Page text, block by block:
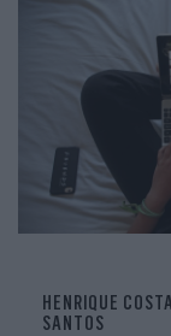
HENRIQUE COSTA
SANTOS